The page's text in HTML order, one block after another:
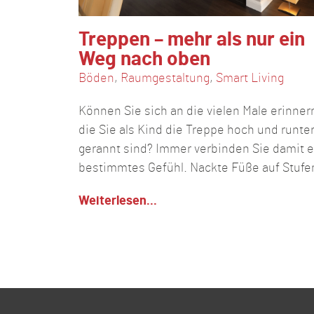
Treppen – mehr als nur ein
Weg nach oben
Böden, Raumgestaltung, Smart Living
Können Sie sich an die vielen Male
die Sie als Kind die Treppe hoch und runter
gerannt sind? Immer verbinden Sie damit
bestimmtes Gefühl. Nackte Füße auf
Weiterlesen...